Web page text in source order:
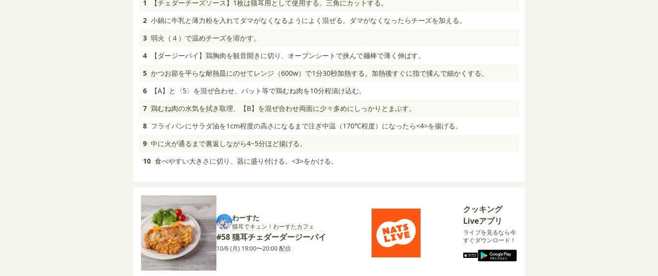
1
【チェダーチーズソース】1枚は猫耳用として使用する。三角にカットする。
2 小鍋に牛乳と薄力粉を入れてダマがなくなるようによく混ぜる。ダマがなくなったらチーズを加える。
3 弱火（４）で温めチーズを溶かす。
4
【ダージーパイ】鶏胸肉を観音開きに切り、オーブンシートで挟んで麺棒で薄く伸ばす。
5 かつお節を平らな耐熱皿にのせてレンジ（600w）で1分30秒加熱する。加熱後すぐに指で揉んで細かくする。
6
【A】と〈5〉を混ぜ合わせ、バット等で鶏むね肉を10分程漬け込む。
7 鶏むね肉の水気を拭き取理、【B】を混ぜ合わせ両面に少々多めにしっかりとまぶす。
8 フライパンにサラダ油を1cm程度の高さになるまで注ぎ中温（170℃程度）になったら<4>を揚げる。
9 中に火が通るまで裏返しながら4~5分ほど揚げる。
10 食べやすい大きさに切り、器に盛り付ける。<3>をかける。
わーすた
猫耳でキュン！わーすたカフェ
#58 猫耳チェダーダージーパイ
10/6 (月) 19:00〜20:00 配信
クッキング
Liveアプリ
ライブを見るなら今
すぐダウンロード！